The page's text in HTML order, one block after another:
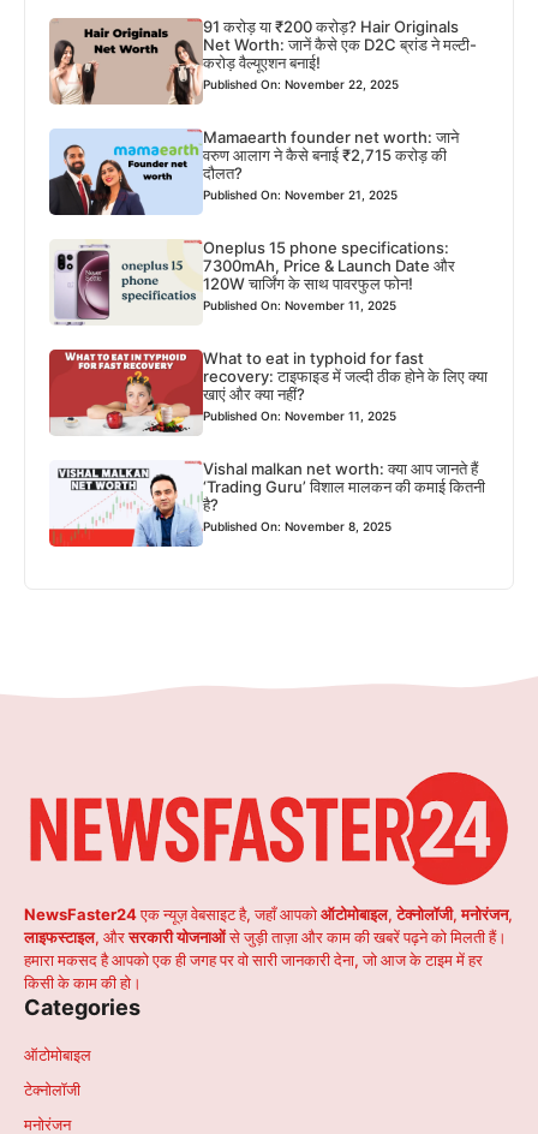
91 करोड़ या ₹200 करोड़? Hair Originals
Net Worth: जानें कैसे एक D2C ब्रांड ने मल्टी-
करोड़ वैल्यूएशन बनाई!
Published On: November 22, 2025
Mamaearth founder net worth: जाने
वरुण आलाग ने कैसे बनाई ₹2,715 करोड़ की
दौलत?
Published On: November 21, 2025
Oneplus 15 phone specifications:
7300mAh, Price & Launch Date और
120W चार्जिंग के साथ पावरफुल फोन!
Published On: November 11, 2025
What to eat in typhoid for fast
recovery: टाइफाइड में जल्दी ठीक होने के लिए क्या
खाएं और क्या नहीं?
Published On: November 11, 2025
Vishal malkan net worth: क्या आप जानते हैं
‘Trading Guru’ विशाल मालकन की कमाई कितनी
है?
Published On: November 8, 2025
NewsFaster24एक न्यूज़ वेबसाइट है, जहाँ आपकोऑटोमोबाइल,टेक्नोलॉजी,मनोरंजन,
लाइफस्टाइल, औरसरकारी योजनाओंसे जुड़ी ताज़ा और काम की खबरें पढ़ने को मिलती हैं।
हमारा मकसद है आपको एक ही जगह पर वो सारी जानकारी देना, जो आज के टाइम में हर
किसी के काम की हो।
Categories
ऑटोमोबाइल
टेक्नोलॉजी
मनोरंजन